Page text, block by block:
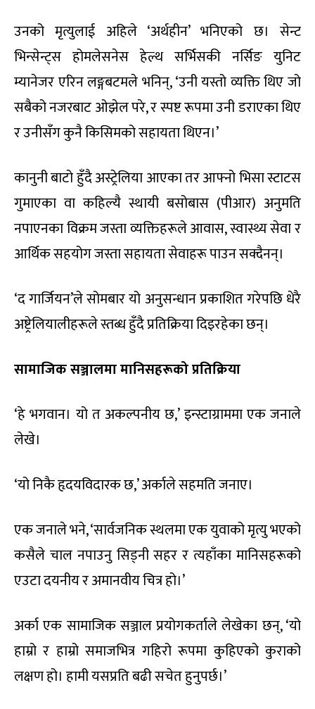
उनको मृत्युलाई अहिले ‘अर्थहीन’ भनिएको छ। सेन्ट
भिन्सेन्ट्स होमलेसनेस हेल्थ सर्भिसकी नर्सिङ युनिट
म्यानेजर एरिन लङ्गबटमले भनिन्, ‘उनी यस्तो व्यक्ति थिए जो
सबैको नजरबाट ओझेल परे, र स्पष्ट रूपमा उनी डराएका थिए
र उनीसँग कुनै किसिमको सहायता थिएन।’
कानुनी बाटो हुँदै अस्ट्रेलिया आएका तर आफ्नो भिसा स्टाटस
गुमाएका वा कहिल्यै स्थायी बसोबास (पीआर) अनुमति
नपाएनका विक्रम जस्ता व्यक्तिहरूले आवास, स्वास्थ्य सेवा र
आर्थिक सहयोग जस्ता सहायता सेवाहरू पाउन सक्दैनन्।
‘द गार्जियन’ले सोमबार यो अनुसन्धान प्रकाशित गरेपछि धेरै
अष्ट्रेलियालीहरूले स्तब्ध हुँदै प्रतिक्रिया दिइरहेका छन्।
सामाजिक सञ्जालमा मानिसहरूको प्रतिक्रिया
‘हे भगवान। यो त अकल्पनीय छ,’ इन्स्टाग्राममा एक जनाले
लेखे।
‘यो निकै हृदयविदारक छ,’ अर्काले सहमति जनाए।
एक जनाले भने, ‘सार्वजनिक स्थलमा एक युवाको मृत्यु भएको
कसैले चाल नपाउनु सिड्नी सहर र त्यहाँका मानिसहरूको
एउटा दयनीय र अमानवीय चित्र हो।’
अर्का एक सामाजिक सञ्जाल प्रयोगकर्ताले लेखेका छन्, ‘यो
हाम्रो र हाम्रो समाजभित्र गहिरो रूपमा कुहिएको कुराको
लक्षण हो। हामी यसप्रति बढी सचेत हुनुपर्छ।’